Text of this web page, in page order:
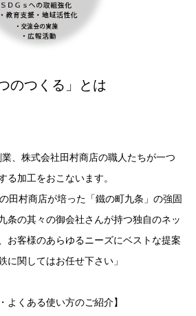
のつくる」とは
、株式会社田村商店の職人たちが一つ
る加工をおこないます。
田村商店が培った「鐵の町九条」の強固
条の其々の御会社さんが持つ独自のネッ
お客様のあらゆるニーズにベストな提案
に関してはお任せ下さい」
よくある使い方のご紹介】